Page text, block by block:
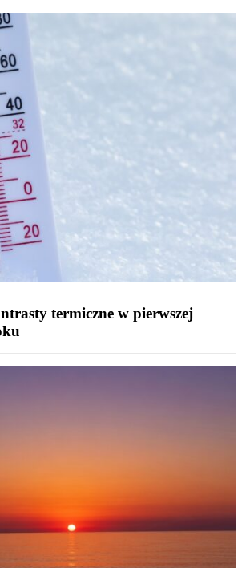
termiczne w pierwszej